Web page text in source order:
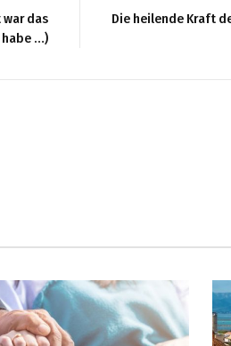
das
habe …)
Die heilende Kraft